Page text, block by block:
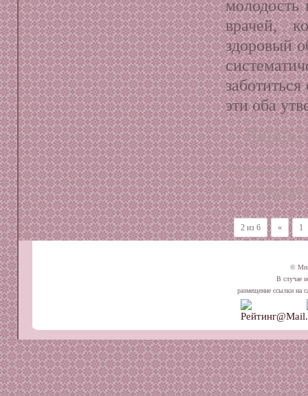
врачей,
здоровый
эти оба
Читать
Размещено в:
Метки:
2 из 6 « 1
©
В случае
размещение ссылки на